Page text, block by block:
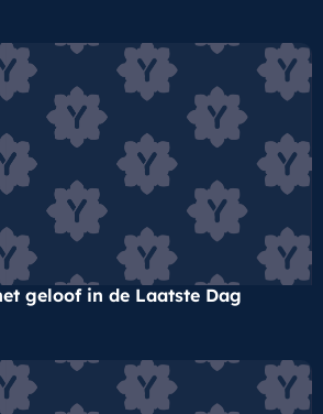
geloof in de Laatste Dag